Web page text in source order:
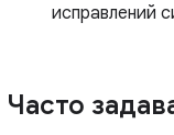
исправлений
Часто